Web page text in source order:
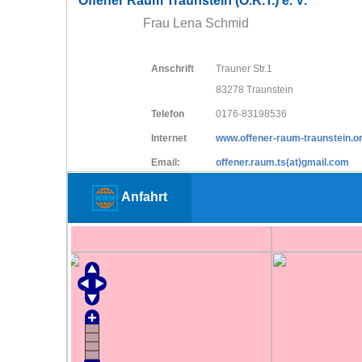
Frau Lena Schmid
Anschrift
Trauner Str.1
83278 Traunstein
Telefon 0176-83198536
Internet www.offener-raum-
Email: offener.raum.ts(at)gmail.com
Anfahrt